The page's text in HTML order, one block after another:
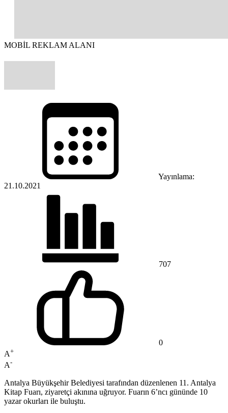
MOBİL REKLAM ALANI
Yayınlama:
21.10.2021
707
0
A+
A-
Antalya Büyükşehir Belediyesi tarafından düzenlenen 11. Antalya
Kitap Fuarı, ziyaretçi akınına uğruyor. Fuarın 6’ncı gününde 10
yazar okurları ile buluştu.